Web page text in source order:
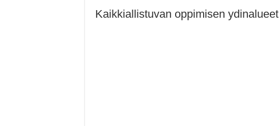
Kaikkiallistuvan oppimisen ydinalueet